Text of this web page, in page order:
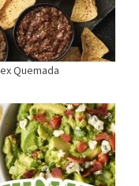
Quemada